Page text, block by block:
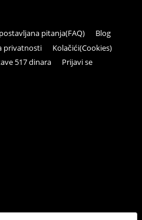
pitanja(FAQ)
Blog
privatnosti
Kolačići(Cookies)
517 dinara
Prijavi se